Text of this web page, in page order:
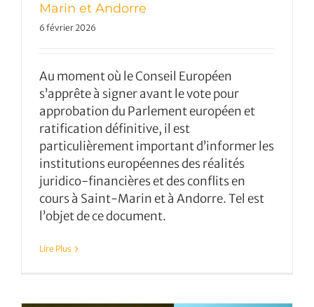
Marin et Andorre
6 février 2026
Au moment où le Conseil Européen
s’apprête à signer avant le vote pour
approbation du Parlement européen et
ratification définitive, il est
particulièrement important d’informer les
institutions européennes des réalités
juridico-financières et des conflits en
cours à Saint-Marin et à Andorre. Tel est
l’objet de ce document.
Lire Plus